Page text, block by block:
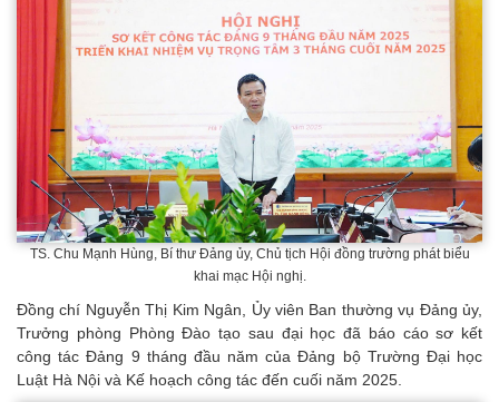
TS. Chu Mạnh Hùng, Bí thư Đảng ủy, Chủ tịch Hội đồng trường phát biểu
khai mạc Hội nghị.
Đồng chí Nguyễn Thị Kim Ngân, Ủy viên Ban thường vụ Đảng ủy,
Trưởng phòng Phòng Đào tạo sau đại học đã báo cáo sơ kết
công tác Đảng 9 tháng đầu năm của Đảng bộ Trường Đại học
Luật Hà Nội và Kế hoạch công tác đến cuối năm 2025.